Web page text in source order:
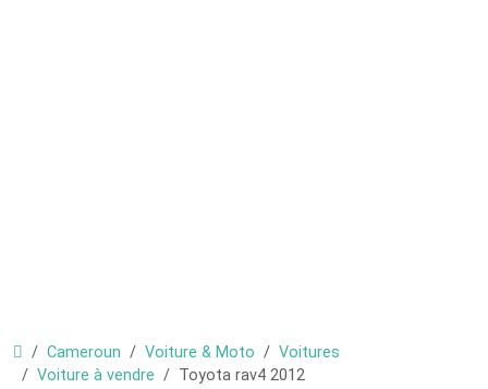
Cameroun Voiture & Moto
Voitures
Voiture à vendre
Toyota rav4 2012